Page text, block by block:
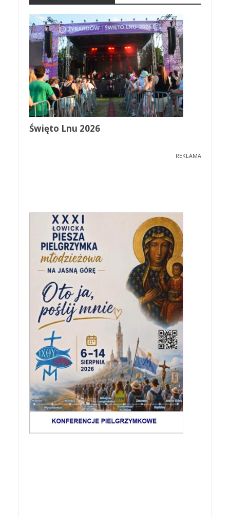
Święto Lnu 2026
REKLAMA